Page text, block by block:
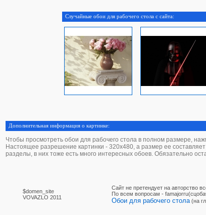
Случайные обои для рабочего стола с сайта:
Дополнительная информация о картинке:
Чтобы просмотреть обои для рабочего стола в полном размере,
Настоящее разрешение картинки - 320х480, а размер ее
разделы, в них тоже есть много интересных обоев. Обязательно
$domen_site
VOVAZLO 2011
Сайт не претендует на авторство
По вcем вопросам -
Обои для рабочего стола (на